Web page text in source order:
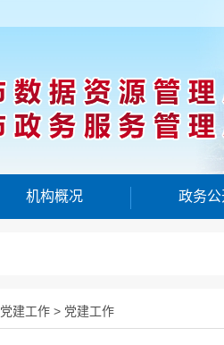
机构概况 政务公
党建工作 > 党建工作